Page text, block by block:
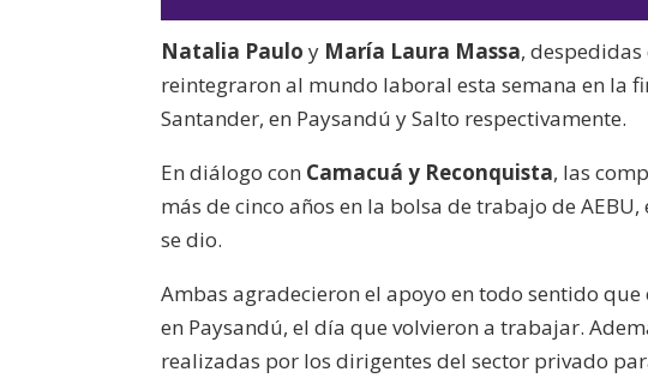
Natalia Paulo y María Laura Massa, despedidas
reintegraron al mundo laboral esta semana en la
Santander, en Paysandú y Salto respectivamente.
En diálogo con Camacuá y Reconquista, las
más de cinco años en la bolsa de trabajo de
se dio.
Ambas agradecieron el apoyo en todo sentido
en Paysandú, el día que volvieron a trabajar.
realizadas por los dirigentes del sector privado